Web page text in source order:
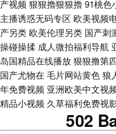
产视频 狠狠擼狠狠擼91桃色
主播诱惑无码专区 欧美视频
产另类 欧美伦理另类 国产刺
操碰操揉 成人微拍福利导航
岛国精品在线播放狠狠撸第
国产尤物在 毛片网站黄色狼
年免费视频 亚洲欧美中文视
精品小视频 久草福利免费视
502